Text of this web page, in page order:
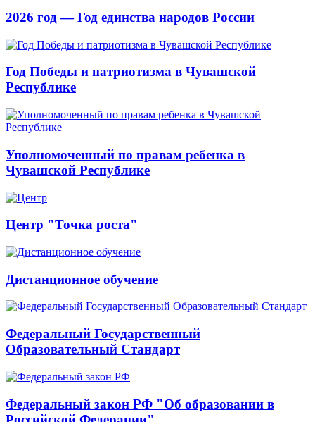
2026 год — Год единства народов России
Год Победы и патриотизма в Чувашской
Республике
Уполномоченный по правам ребенка в
Чувашской Республике
Центр "Точка роста"
Дистанционное обучение
Федеральный Государственный
Образовательный Стандарт
Федеральный закон РФ "Об образовании в